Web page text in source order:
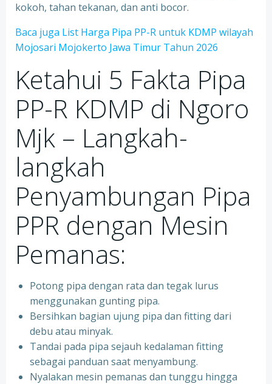
kokoh, tahan tekanan, dan anti bocor.
Baca juga List Harga Pipa PP-R untuk KDMP wilayah
Mojosari Mojokerto Jawa Timur Tahun 2026
Ketahui 5 Fakta Pipa
PP-R KDMP di Ngoro
Mjk – Langkah-
langkah
Penyambungan Pipa
PPR dengan Mesin
Pemanas:
Potong pipa dengan rata dan tegak lurus
menggunakan gunting pipa.
Bersihkan bagian ujung pipa dan fitting dari
debu atau minyak.
Tandai pada pipa sejauh kedalaman fitting
sebagai panduan saat menyambung.
Nyalakan mesin pemanas dan tunggu hingga